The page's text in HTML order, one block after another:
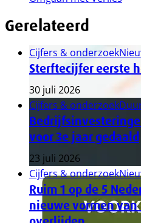
Gerelateerd
Cijfers & onderzoek
Sterftecijfer eerste
30 juli 2026
Cijfers & onderzoek
voor 3e jaar gedaald
23 juli 2026
Cijfers & onderzoek
Ruim 1 op de 5
nieuwe vormen